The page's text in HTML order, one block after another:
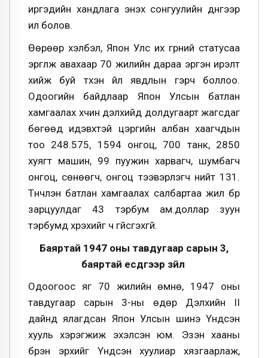
иргэдийн хандлага энэхүү сонгуулийн дүнгээр
ил болов.
Өөрөөр хэлбэл, Япон Улс их гүрний статусаа
эргүүлж авахаар 70 жилийн дараа эргэн ирэлт
хийж буй түүхэн үйл явдлын гэрч боллоо.
Одоогийн байдлаар Япон Улсын батлан
хамгаалах хүчин дэлхийд долдугаарт жагсдаг
бөгөөд идэвхтэй цэргийн албан хаагчдын
тоо 248.575, 1594 онгоц, 700 танк, 2850
хуягт машин, 99 пуужин харвагч, шумбагч
онгоц, сөнөөгч, онгоц тээвэрлэгч нийт 131.
Түүнчлэн батлан хамгаалах салбартаа жил бүр
зарцуулдаг 43 тэрбум ам.доллар зуун
тэрбумд хүрэхийг ч үгүйсгэхгүй.
Баяртай 1947 оны тавдугаар сарын 3,
баяртай есдүгээр зүйл
Одоогоос яг 70 жилийн өмнө, 1947 оны
тавдугаар сарын 3-ны өдөр Дэлхийн II
дайнд ялагдсан Япон Улсын шинэ Үндсэн
хууль хэрэгжиж эхэлсэн юм. Эзэн хааны
бүрэн эрхийг Үндсэн хуулиар хязгаарлаж,